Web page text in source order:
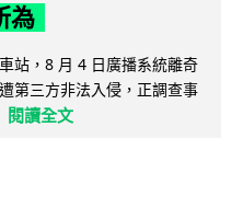
為
站，8 月 4 日廣播系統離奇
第三方非法入侵，正調查事
閱讀全文